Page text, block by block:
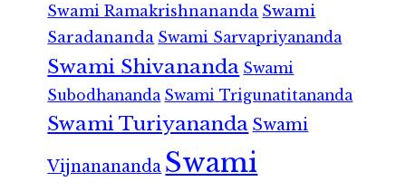
Swami Ramakrishnananda Swami
Saradananda Swami Sarvapriyananda
Swami Shivananda Swami
Subodhananda Swami Trigunatitananda
Swami Turiyananda Swami
Vijnanananda Swami